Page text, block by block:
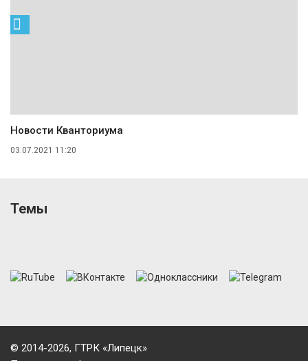
Новости Кванториума
03.07.2021 11:20
Темы
© 2014-2026, ГТРК «Липецк»